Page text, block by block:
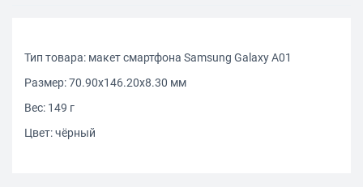
Тип товара: макет смартфона Samsung Galaxy A01
Размер: 70.90x146.20x8.30 мм
Вес: 149 г
Цвет: чёрный